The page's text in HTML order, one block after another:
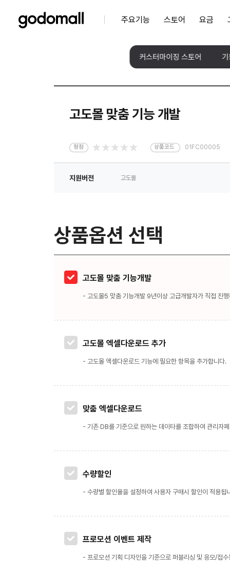
주요기능 스토어 요금
커스터마이징 스토어
고도몰 맞춤 기능 개발
평점 상품코드 01FC00005
지원버전 고도몰
상품옵션 선택
고도몰 맞춤 기능개발
- 고도몰5 맞춤 기능개발 9년이상 고급개발자가 직접 진
고도몰 엑셀다운로드 추가
- 고도몰 엑셀다운로드 기능에 필요한 항목을 추가합니다.
맞춤 엑셀다운로드
- 기존 DB를 기준으로 원하는 데이타를 조합하여 관리자
수량할인
- 수량별 할인율을 설정하여 사용자 구매시 할인이 적용됩
프로모션 이벤트 제작
- 프로모션 기획 디자인을 기준으로 퍼블리싱 및 응모/접